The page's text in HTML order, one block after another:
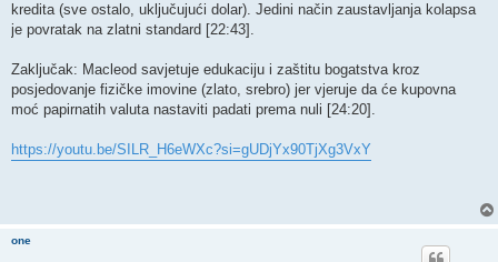
kredita (sve ostalo, uključujući dolar). Jedini način zaustavljanja kolapsa
je povratak na zlatni standard [22:43].
​Zaključak: Macleod savjetuje edukaciju i zaštitu bogatstva kroz
posjedovanje fizičke imovine (zlato, srebro) jer vjeruje da će kupovna
moć papirnatih valuta nastaviti padati prema nuli [24:20].
https://youtu.be/SILR_H6eWXc?si=gUDjYx90TjXg3VxY
one